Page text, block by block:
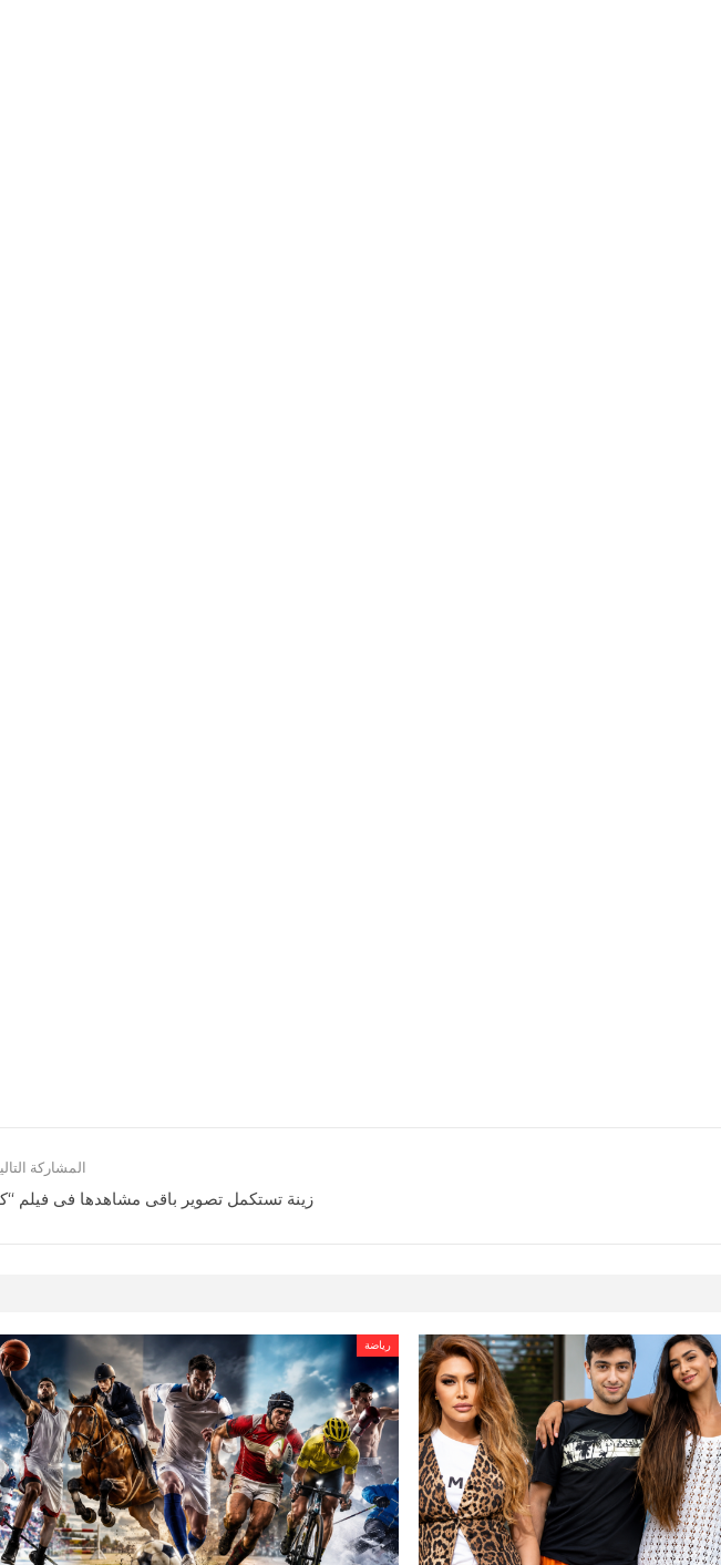
المشاركة
زينة تستكمل تصوير باقى مشاهدها فى فيلم
رياضة